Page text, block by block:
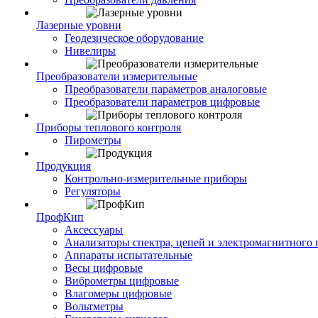
Лазерные уровни
Геодезическое оборудование
Нивелиры
Преобразователи измерительные
Преобразователи параметров аналоговые
Преобразователи параметров цифровые
Приборы теплового контроля
Пирометры
Продукция
Контрольно-измерительные приборы
Регуляторы
ПрофКип
Аксессуары
Анализаторы спектра, цепей и электромагнитного
Аппараты испытательные
Весы цифровые
Виброметры цифровые
Влагомеры цифровые
Вольтметры